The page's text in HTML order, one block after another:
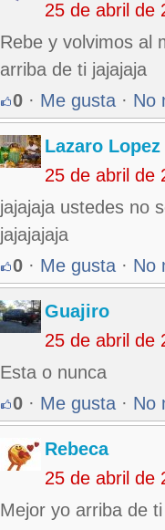
25 de abril de
Rebe y volvimos al
arriba de ti jajajaja
0 · Me gusta · No
Lazaro Lopez
25 de abril de
jajajaja ustedes no
jajajajaja
0 · Me gusta · No
Guajiro
25 de abril de
Esta o nunca
0 · Me gusta · No
Rebeca
25 de abril de
Mejor yo arriba de